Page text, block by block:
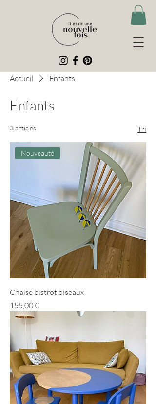
Accueil Enfants
Enfants
3 articles Tri
Nouveauté
Chaise bistrot oiseaux
Prix
155,00 €